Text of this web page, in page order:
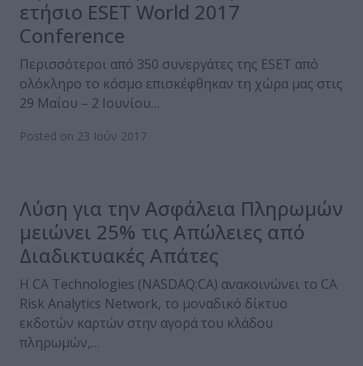
ετήσιο ESET World 2017
Conference
Περισσότεροι από 350 συνεργάτες της ESET από
ολόκληρο το κόσμο επισκέφθηκαν τη χώρα μας στις
29 Μαΐου – 2 Ιουνίου…
Posted on 23 Ιούν 2017
Λύση για την Ασφάλεια Πληρωμών
μειώνει 25% τις Απώλειες από
Διαδικτυακές Απάτες
Η CA Technologies (NASDAQ:CA) ανακοινώνει το CA
Risk Analytics Network, το μοναδικό δίκτυο
εκδοτών καρτών στην αγορά του κλάδου
πληρωμών,…